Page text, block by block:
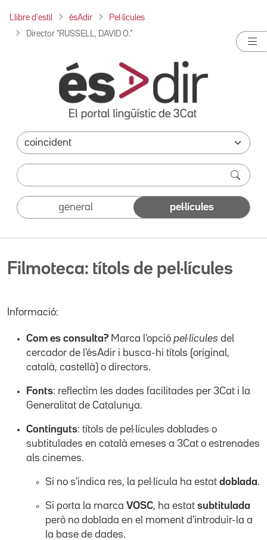
Llibre d'estil ésAdir Pel·lícules
Director "RUSSELL, DAVID O."
general pel·lícules
Filmoteca: títols de pel·lícules
Informació:
Com es consulta? Marca l'opció pel·lícules del
cercador de l'ésAdir i busca-hi títols (original,
català, castellà) o directors.
Fonts: reflectim les dades facilitades per 3Cat i la
Generalitat de Catalunya.
Continguts: títols de pel·lícules doblades o
subtitulades en català emeses a 3Cat o estrenades
als cinemes.
Si no s'indica res, la pel·lícula ha estat doblada.
Si porta la marca VOSC, ha estat subtitulada
però no doblada en el moment d'introduir-la a
la base de dades.